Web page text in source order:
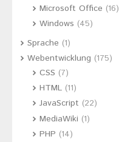
Microsoft Office (16)
Windows (45)
Sprache (1)
Webentwicklung (175)
CSS (7)
HTML(11)
JavaScript (22)
MediaWiki (1)
PHP (14)